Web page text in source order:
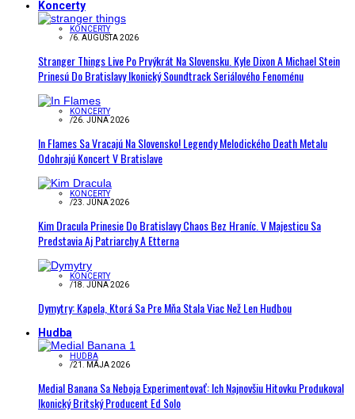
Koncerty
KONCERTY
/6. AUGUSTA 2026
Stranger Things Live Po Prvýkrát Na Slovensku. Kyle Dixon A Michael Stein
Prinesú Do Bratislavy Ikonický Soundtrack Seriálového Fenoménu
KONCERTY
/26. JÚNA 2026
In Flames Sa Vracajú Na Slovensko! Legendy Melodického Death Metalu
Odohrajú Koncert V Bratislave
KONCERTY
/23. JÚNA 2026
Kim Dracula Prinesie Do Bratislavy Chaos Bez Hraníc. V Majesticu Sa
Predstavia Aj Patriarchy A Etterna
KONCERTY
/18. JÚNA 2026
Dymytry: Kapela, Ktorá Sa Pre Mňa Stala Viac Než Len Hudbou
Hudba
HUDBA
/21. MÁJA 2026
Medial Banana Sa Neboja Experimentovať: Ich Najnovšiu Hitovku Produkoval
Ikonický Britský Producent Ed Solo